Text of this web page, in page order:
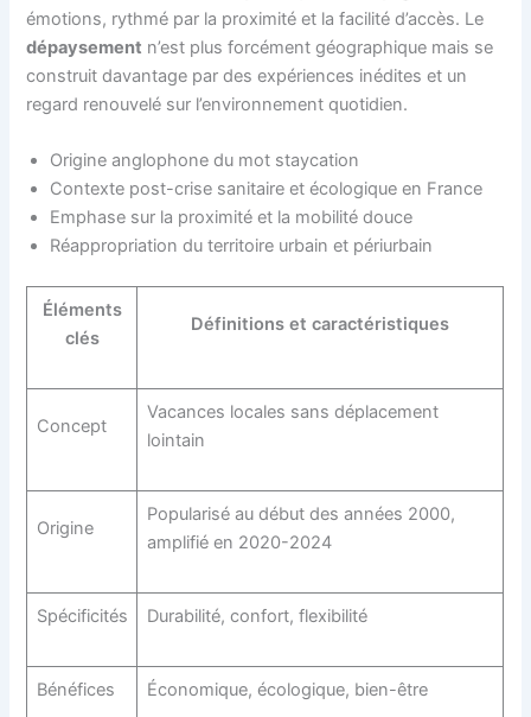
émotions, rythmé par la proximité et la facilité d’accès. Le
dépaysement n’est plus forcément géographique mais se
construit davantage par des expériences inédites et un
regard renouvelé sur l’environnement quotidien.
Origine anglophone du mot staycation
Contexte post-crise sanitaire et écologique en France
Emphase sur la proximité et la mobilité douce
Réappropriation du territoire urbain et périurbain
Éléments
clés
Définitions et caractéristiques
Concept
Vacances locales sans déplacement
lointain
Origine
Popularisé au début des années 2000,
amplifié en 2020-2024
Spécificités Durabilité, confort, flexibilité
Bénéfices Économique, écologique, bien-être